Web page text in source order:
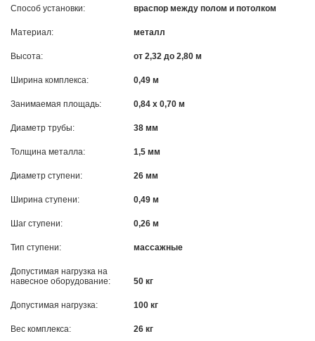
Способ установки: враспор между полом и потолком
Материал: металл
Высота: от 2,32 до 2,80 м
Ширина комплекса: 0,49 м
Занимаемая площадь: 0,84 х 0,70 м
Диаметр трубы: 38 мм
Толщина металла: 1,5 мм
Диаметр ступени: 26 мм
Ширина ступени: 0,49 м
Шаг ступени: 0,26 м
Тип ступени: массажные
Допустимая нагрузка на
навесное оборудование:
50 кг
Допустимая нагрузка: 100 кг
Вес комплекса: 26 кг